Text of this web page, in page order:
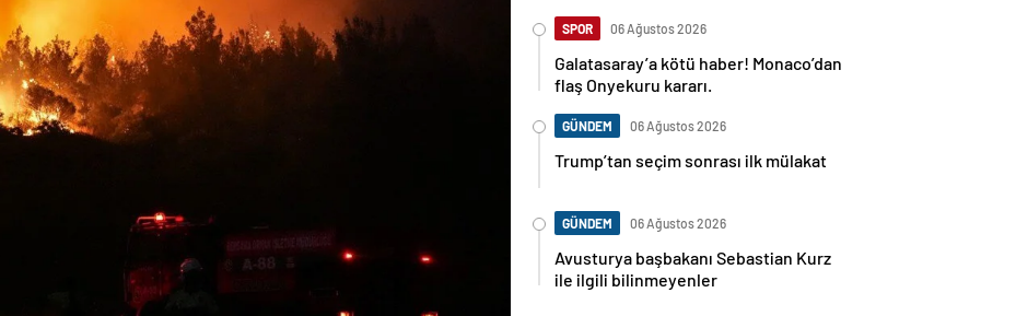
SPOR 06 Ağustos 2026
Galatasaray’a kötü haber! Monaco’dan
flaş Onyekuru kararı.
GÜNDEM 06 Ağustos 2026
Trump’tan seçim sonrası ilk mülakat
GÜNDEM 06 Ağustos 2026
Avusturya başbakanı Sebastian Kurz
ile ilgili bilinmeyenler